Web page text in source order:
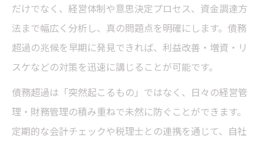
だけでなく、経営体制や意思決定プロセス、資金調達方
法まで幅広く分析し、真の問題点を明確にします。債務
超過の兆候を早期に発見できれば、利益改善・増資・リ
スケなどの対策を迅速に講じることが可能です。
債務超過は「突然起こるもの」ではなく、日々の経営管
理・財務管理の積み重ねで未然に防ぐことができます。
定期的な会計チェックや税理士との連携を通じて、自社